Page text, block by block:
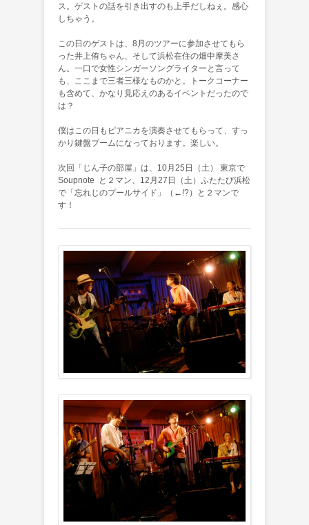
ス。ゲストの話を引き出すのも上手だしねぇ。感心
しちゃう。
この日のゲストは、8月のツアーに参加させてもら
った井上侑ちゃん、そして浜松在住の畑中摩美さ
ん。一口で女性シンガーソングライターと言って
も、ここまで三者三様なものかと。トークコーナー
も含めて、かなり見応えのあるイベントだったので
は？
僕はこの日もピアニカを演奏させてもらって、すっ
かり鍵盤ブームになっております。楽しい。
次回「じん子の部屋」は、10月25日（土） 東京で
Soupnote と２マン、12月27日（土）ふたたび浜松
で「忘れじのプールサイド」（←!?）と２マンで
す！